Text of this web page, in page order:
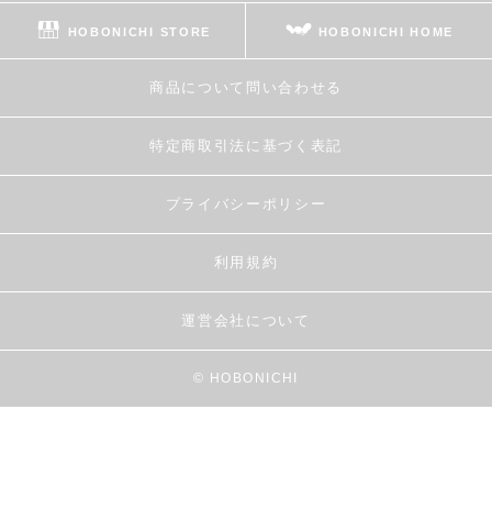
HOBONICHI STORE HOBONICHI HOME
商品について問い合わせる
特定商取引法に基づく表記
プライバシーポリシー
利用規約
運営会社について
© HOBONICHI